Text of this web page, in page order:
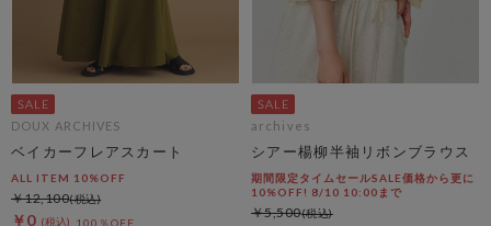
DOUX ARCHIVES
ベイカーフレアスカート
ALL ITEM 10%OFF
￥0 100％OFF
￥12,100
archives
シアー楊柳半袖リボンブラウス
期間限定タイムセールSALE価格から更に
10%OFF! 8/10 10:00まで
￥5,500